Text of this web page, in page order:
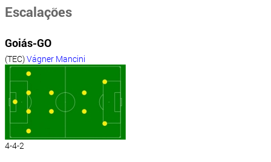
Escalações
Goiás-GO
(TEC)Vágner Mancini
4-4-2